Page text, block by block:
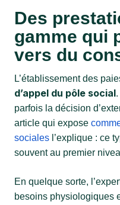
Des
gamme qui
vers du
L’établissement des
d’appel du pôle social
parfois la décision
article qui expose
sociales l’explique : ce
souvent au premier
En quelque sorte,
besoins physiologiques